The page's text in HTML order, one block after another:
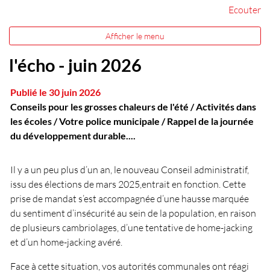
Ecouter
Afficher le menu
l'écho - juin 2026
Publié le 30 juin 2026
Conseils pour les grosses chaleurs de l'été / Activités dans
les écoles / Votre police municipale / Rappel de la journée
du développement durable....
Il y a un peu plus d’un an, le nouveau Conseil administratif,
issu des élections de mars 2025,entrait en fonction. Cette
prise de mandat s’est accompagnée d’une hausse marquée
du sentiment d’insécurité au sein de la population, en raison
de plusieurs cambriolages, d’une tentative de home-jacking
et d’un home-jacking avéré.
Face à cette situation, vos autorités communales ont réagi